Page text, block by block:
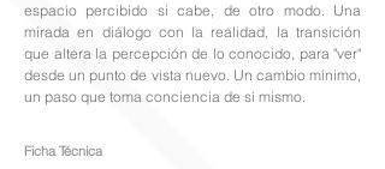
espacio percibido si cabe, de otro modo. Una
mirada en diálogo con la realidad, la transición
que altera la percepción de lo conocido, para "ver"
desde un punto de vista nuevo. Un cambio mínimo,
un paso que toma conciencia de sí mismo.
Ficha Técnica